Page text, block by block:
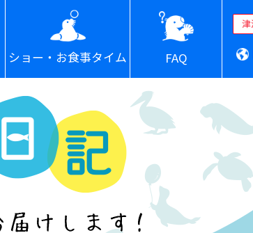
ショー・お食事タイム FAQ